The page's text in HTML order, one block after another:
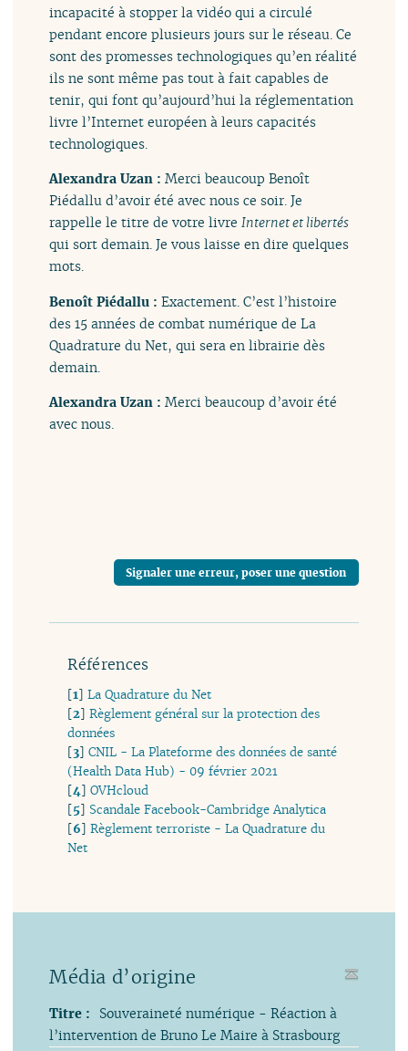
incapacité à stopper la vidéo qui a circulé
pendant encore plusieurs jours sur le réseau. Ce
sont des promesses technologiques qu’en réalité
ils ne sont même pas tout à fait capables de
tenir, qui font qu’aujourd’hui la réglementation
livre l’Internet européen à leurs capacités
technologiques.
Alexandra Uzan :Merci beaucoup Benoît
Piédallu d’avoir été avec nous ce soir. Je
rappelle le titre de votre livreInternet et libertés
qui sort demain. Je vous laisse en dire quelques
mots.
Benoît Piédallu :Exactement. C’est l’histoire
des 15 années de combat numérique de La
Quadrature du Net, qui sera en librairie dès
demain.
Alexandra Uzan :Merci beaucoup d’avoir été
avec nous.
Signaler une erreur, poser une question
Références
[1]La Quadrature du Net
[2]Règlement général sur la protection des
données
[3]CNIL - La Plateforme des données de santé
(Health Data Hub) - 09 février 2021
[4]OVHcloud
[5]Scandale Facebook-Cambridge Analytica
[6]Règlement terroriste - La Quadrature du
Net
Média d’origine
Titre :
Souveraineté numérique - Réaction à
l’intervention de Bruno Le Maire à Strasbourg